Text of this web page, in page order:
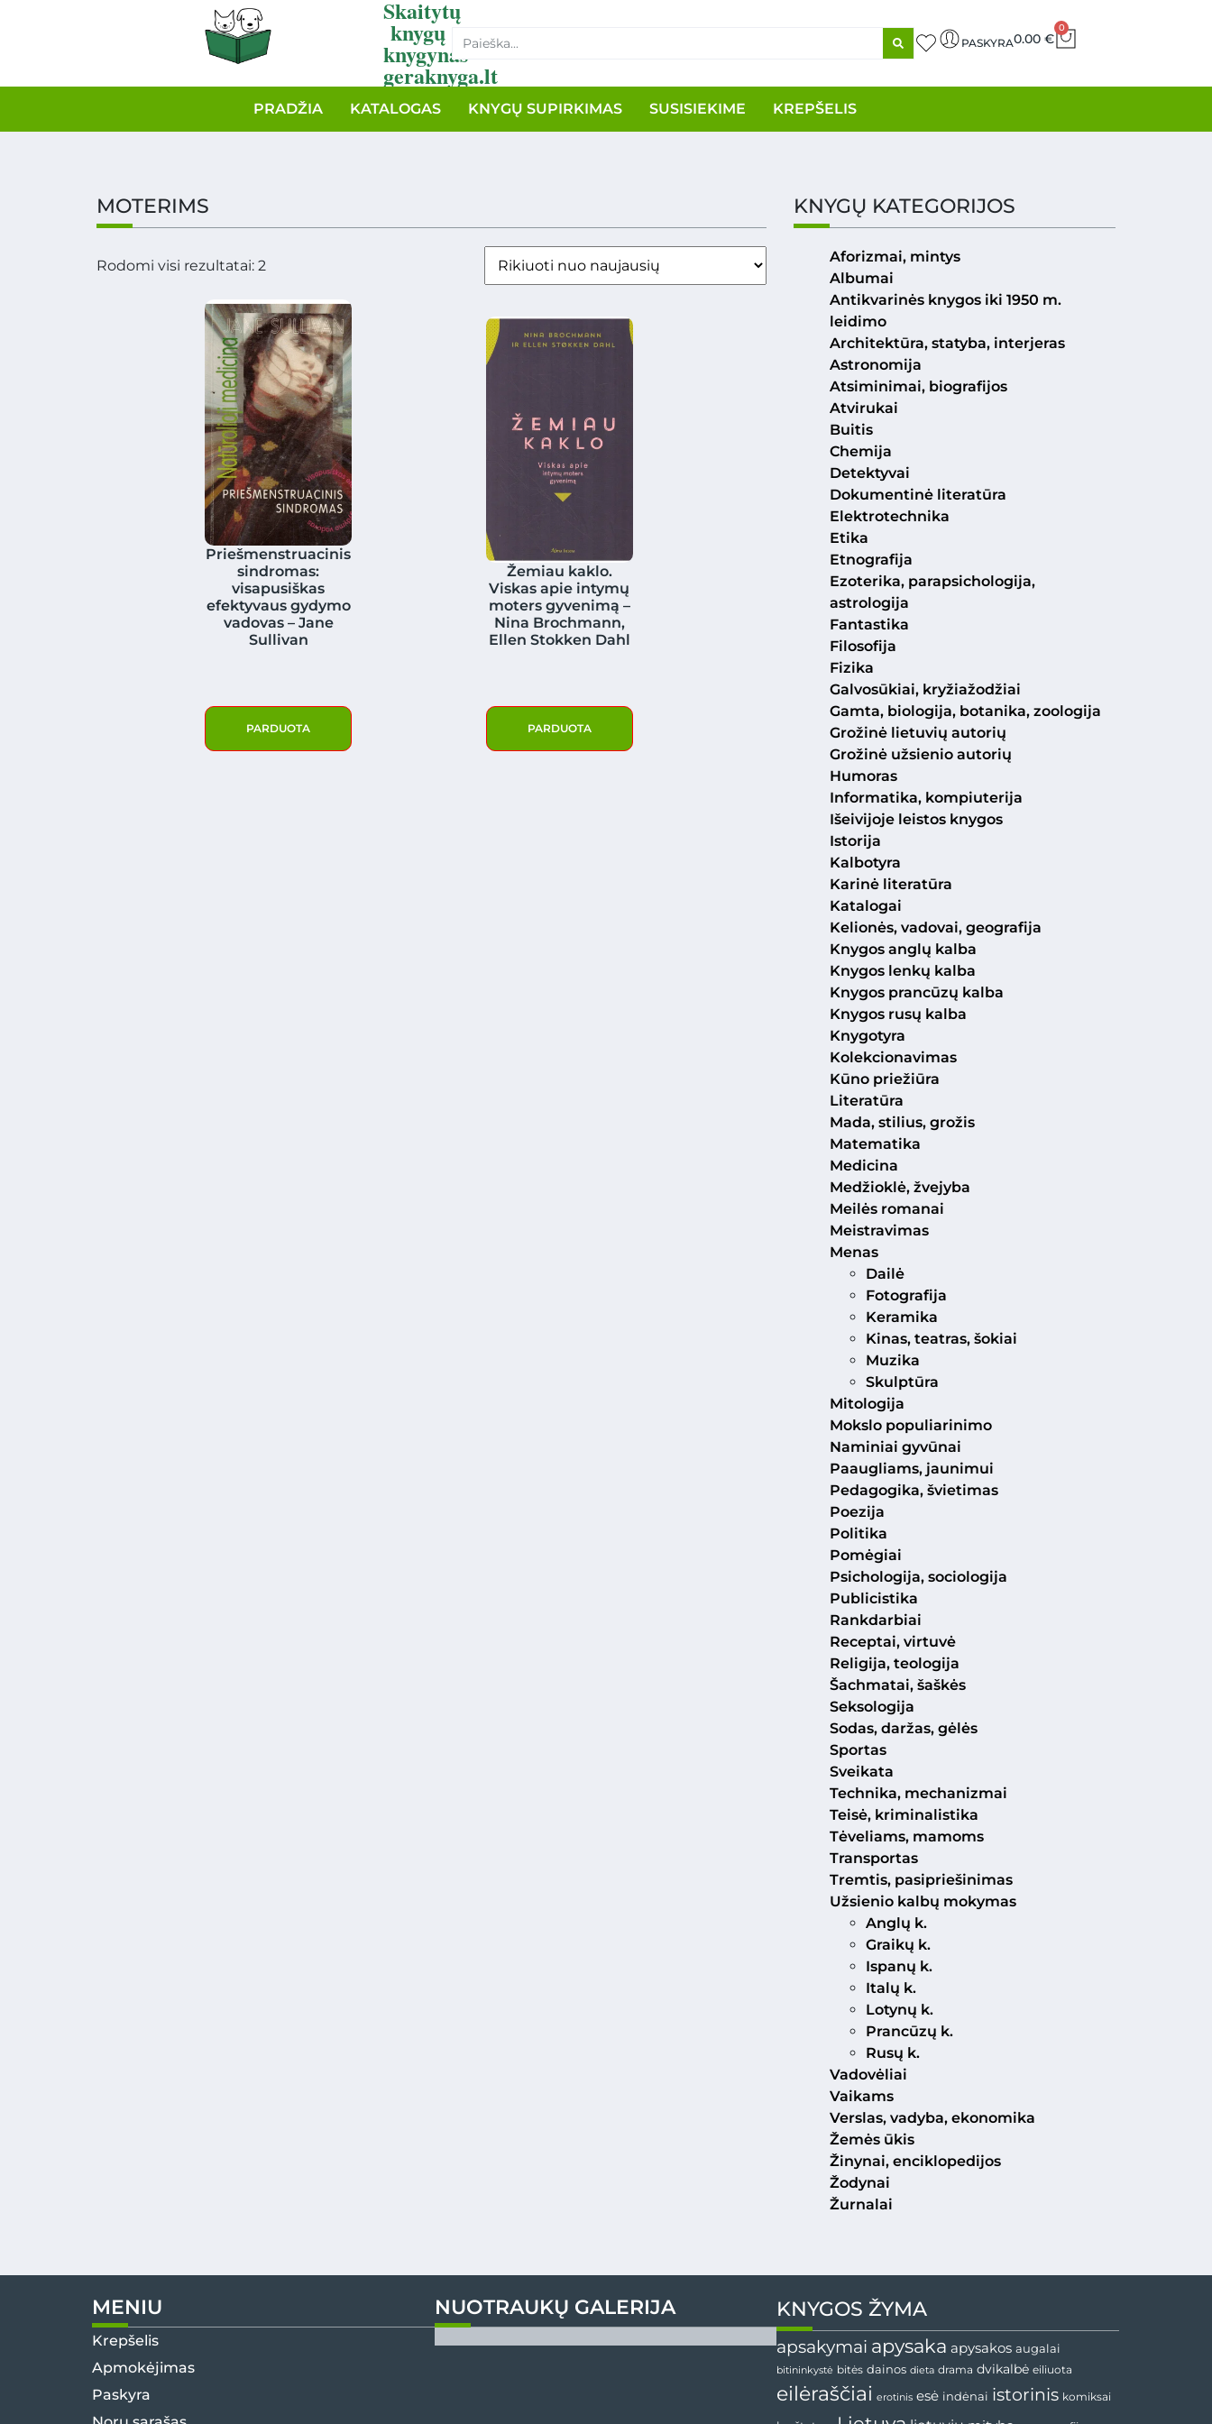
Skaitytų
knygų
knygynas
geraknyga.lt
PASKYRA0.00 €
0
PRADŽIA KATALOGAS KNYGŲ SUPIRKIMAS SUSISIEKIME KREPŠELIS
MOTERIMS
Rodomi visi rezultatai: 2
Priešmenstruacinis
sindromas:
visapusiškas
efektyvaus gydymo
vadovas – Jane
Sullivan
PARDUOTA
Žemiau kaklo.
Viskas apie intymų
moters gyvenimą –
Nina Brochmann,
Ellen Stokken Dahl
PARDUOTA
KNYGŲ KATEGORIJOS
Aforizmai, mintys
Albumai
Antikvarinės knygos iki 1950 m.
leidimo
Architektūra, statyba, interjeras
Astronomija
Atsiminimai, biografijos
Atvirukai
Buitis
Chemija
Detektyvai
Dokumentinė literatūra
Elektrotechnika
Etika
Etnografija
Ezoterika, parapsichologija,
astrologija
Fantastika
Filosofija
Fizika
Galvosūkiai, kryžiažodžiai
Gamta, biologija, botanika, zoologija
Grožinė lietuvių autorių
Grožinė užsienio autorių
Humoras
Informatika, kompiuterija
Išeivijoje leistos knygos
Istorija
Kalbotyra
Karinė literatūra
Katalogai
Kelionės, vadovai, geografija
Knygos anglų kalba
Knygos lenkų kalba
Knygos prancūzų kalba
Knygos rusų kalba
Knygotyra
Kolekcionavimas
Kūno priežiūra
Literatūra
Mada, stilius, grožis
Matematika
Medicina
Medžioklė, žvejyba
Meilės romanai
Meistravimas
Menas
Dailė
Fotografija
Keramika
Kinas, teatras, šokiai
Muzika
Skulptūra
Mitologija
Mokslo populiarinimo
Naminiai gyvūnai
Paaugliams, jaunimui
Pedagogika, švietimas
Poezija
Politika
Pomėgiai
Psichologija, sociologija
Publicistika
Rankdarbiai
Receptai, virtuvė
Religija, teologija
Šachmatai, šaškės
Seksologija
Sodas, daržas, gėlės
Sportas
Sveikata
Technika, mechanizmai
Teisė, kriminalistika
Tėveliams, mamoms
Transportas
Tremtis, pasipriešinimas
Užsienio kalbų mokymas
Anglų k.
Graikų k.
Ispanų k.
Italų k.
Lotynų k.
Prancūzų k.
Rusų k.
Vadovėliai
Vaikams
Verslas, vadyba, ekonomika
Žemės ūkis
Žinynai, enciklopedijos
Žodynai
Žurnalai
MENIU
Krepšelis
Apmokėjimas
Paskyra
NUOTRAUKŲ GALERIJA KNYGOS ŽYMA
apsakymai apysaka apysakos augalai
bitininkystė bitės dainos dieta drama dvikalbė eiliuota
eilėraščiai erotinis esė indėnai istorinis komiksai